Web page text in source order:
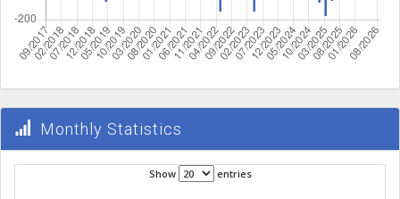
Monthly Statistics
Show entries